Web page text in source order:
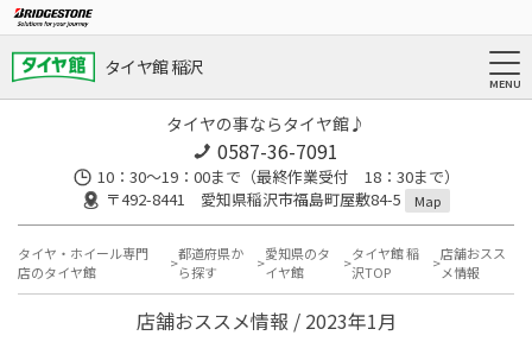
タイヤ館 稲沢
タイヤの事ならタイヤ館♪
0587-36-7091
10：30～19：00まで（最終作業受付 18：30まで）
〒492-8441 愛知県稲沢市福島町屋敷84-5
Map
タイヤ・ホイール専門
店のタイヤ館
都道府県か
ら探す
愛知県のタ
イヤ館
タイヤ館 稲
沢TOP
店舗おスス
メ情報
店舗おススメ情報 / 2023年1月